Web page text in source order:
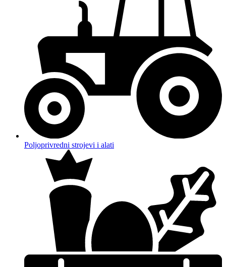
Poljoprivredni strojevi i alati